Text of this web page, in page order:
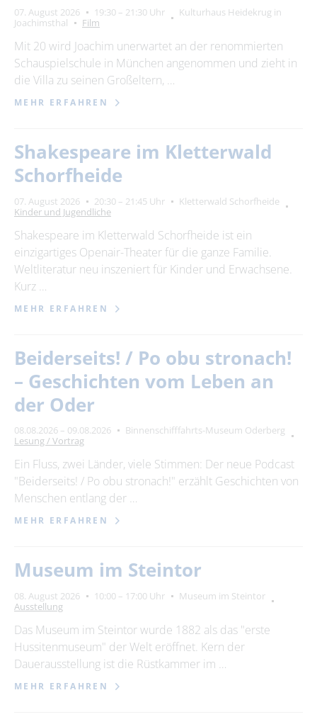
07. August 2026 19:30 – 21:30 Uhr
Kulturhaus Heidekrug in
Joachimsthal
Film
Mit 20 wird Joachim unerwartet an der renommierten
Schauspielschule in München angenommen und zieht in
die Villa zu seinen Großeltern, …
MEHR ERFAHREN
Shakespeare im Kletterwald
Schorfheide
07. August 2026 20:30 – 21:45 Uhr
Kletterwald Schorfheide
Kinder und Jugendliche
Shakespeare im Kletterwald Schorfheide ist ein
einzigartiges Openair-Theater für die ganze Familie.
Weltliteratur neu inszeniert für Kinder und Erwachsene.
Kurz …
MEHR ERFAHREN
Beiderseits! / Po obu stronach!
– Geschichten vom Leben an
der Oder
08.08.2026 – 09.08.2026
Binnenschifffahrts-Museum Oderberg
Lesung / Vortrag
Ein Fluss, zwei Länder, viele Stimmen: Der neue Podcast
"Beiderseits! / Po obu stronach!" erzählt Geschichten von
Menschen entlang der …
MEHR ERFAHREN
Museum im Steintor
08. August 2026 10:00 – 17:00 Uhr
Museum im Steintor
Ausstellung
Das Museum im Steintor wurde 1882 als das "erste
Hussitenmuseum" der Welt eröffnet. Kern der
Dauerausstellung ist die Rüstkammer im …
MEHR ERFAHREN